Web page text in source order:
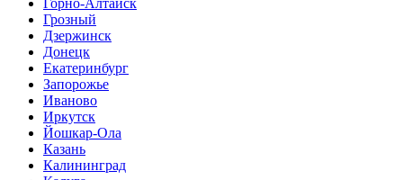
Грозный
Дзержинск
Донецк
Екатеринбург
Запорожье
Иваново
Иркутск
Йошкар-Ола
Казань
Калининград